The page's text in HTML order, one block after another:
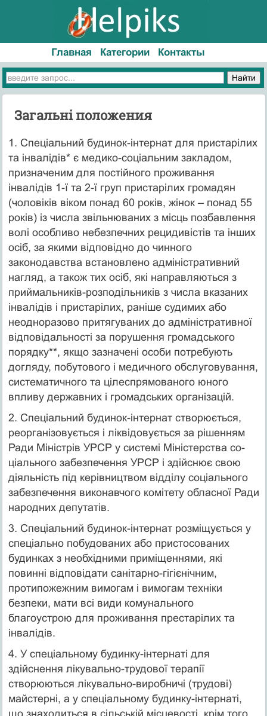
Главная Категории Контакты
Загальні положения
1. Спеціальний будинок-інтернат для пристарілих
та інвалідів* є ме­дико-соціальним закладом,
призначеним для постійного проживання
інвалідів 1-ї та 2-ї груп пристарілих громадян
(чоловіків віком понад 60 ро­ків, жінок – понад 55
років) із числа звільнюваних з місць позбавлення
волі особливо небезпечних рецидивістів та інших
осіб, за якими відпо­відно до чинного
законодавства встановлено адміністративний
нагляд, а також тих осіб, які направляються з
приймальників-розподільників з чис­ла вказаних
інвалідів і пристарілих, раніше судимих або
неодноразово притягуваних до адміністративної
відповідальності за порушення громадського
порядку**, якщо зазначені особи потребують
догляду, побутового і медичного обслуговування,
систематичного та цілеспрямованого юного
впливу державних і громадських організацій.
2. Спеціальний будинок-інтернат створюється,
реорганізовується і ліквідовується за рішенням
Ради Міністрів УРСР у системі Міністерства со­
ціального забезпечення УРСР і здійснює свою
діяльність під керівництвом відділу соціального
забезпечення виконавчого комітету обласної Ради
народних депутатів.
3. Спеціальний будинок-інтернат розміщується у
спеціально побудованих або пристосованих
будинках з необхідними приміщеннями, які
повинні відповідати санітарно-гігієнічним,
протипожежним вимогам і ви­могам техніки
безпеки, мати всі види комунального
благоустрою для проживання престарілих та
інвалідів.
4. У спеціальному будинку-інтернаті для
здійснення лікувально-трудової терапії
створюються лікувально-виробничі (трудові)
майстерні, а у спеціальному будинку-інтернаті,
що знаходиться в сільській місцевості, крім того